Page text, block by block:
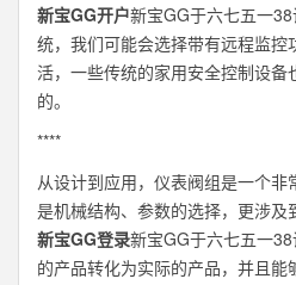
新宝GG开户新宝GG于六七五一
统，我们可能会选择带有远程监控
活，一些传统的家用安全控制设
的。
****
从设计到应用，仪表阀组是一个
是机械结构、参数的选择，更涉及
新宝GG登录新宝GG于六七五一
的产品转化为实际的产品，并且